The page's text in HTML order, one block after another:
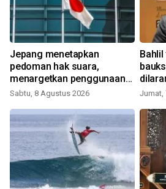
Jepang menetapkan
pedoman hak suara,
menargetkan penggunaan
AI tanpa izin
Sabtu, 8 Agustus 2026 Jumat,